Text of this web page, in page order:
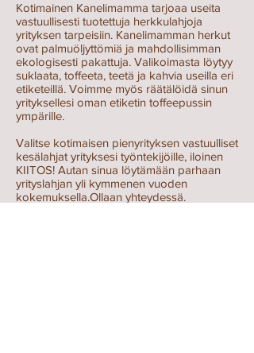
Kotimainen Kanelimamma tarjoaa useita
vastuullisesti tuotettuja herkkulahjoja
yrityksen tarpeisiin. Kanelimamman herkut
ovat palmuöljyttömiä ja mahdollisimman
ekologisesti pakattuja. Valikoimasta löytyy
suklaata, toffeeta, teetä ja kahvia useilla eri
etiketeillä. Voimme myös räätälöidä sinun
yrityksellesi oman etiketin toffeepussin
ympärille.
Valitse kotimaisen pienyrityksen vastuulliset
kesälahjat yrityksesi työntekijöille, iloinen
KIITOS! Autan sinua löytämään parhaan
yrityslahjan yli kymmenen vuoden
kokemuksella.Ollaan yhteydessä.